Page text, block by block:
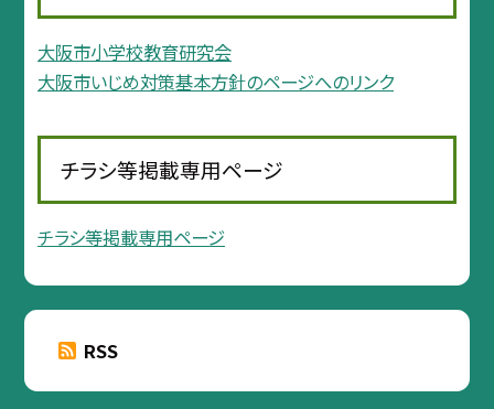
大阪市小学校教育研究会
大阪市いじめ対策基本方針のページへのリンク
チラシ等掲載専用ページ
チラシ等掲載専用ページ
RSS